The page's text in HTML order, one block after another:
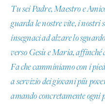
Tu sei Padre, Maestro e
guarda le nostre vite, i nostri
insegnaci ad alzare lo
verso Gesù e Maria, affinché
Fa che camminiamo con i
a servizio dei giovani più
amando concretamente ogni